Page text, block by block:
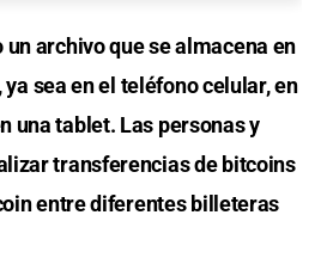
archivo que se almacena en
sea en el teléfono celular, en
una tablet. Las personas y
transferencias de bitcoins
entre diferentes billeteras